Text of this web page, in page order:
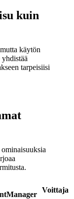
kuin
käytön
tarpeisiisi
Voittaja